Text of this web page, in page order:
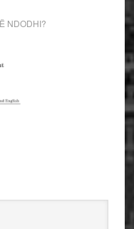
NDODHI?